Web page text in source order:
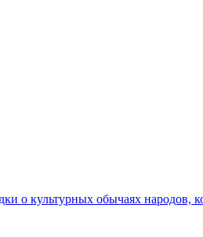
о культурных обычаях народов,